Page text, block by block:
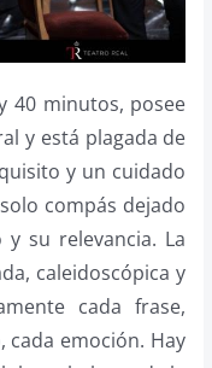
minutos, posee
y está plagada de
y un cuidado
compás dejado
su relevancia. La
caleidoscópica y
cada frase,
cada emoción. Hay